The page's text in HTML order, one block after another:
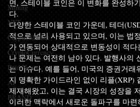
Mining
NFT
Crypto Market
CryptoCurrency
Paid News
AI
BRAND
면, 스테이블 코인은 이 변화를 완성하
다.
다양한 스테이블 코인 가운데, 테더
적으로 널리 사용되고 있으며, 이는 법
가 연동되어 상대적으로 변동성이 적
나 문제는 여전히 남아 있다. 발행사의
는 이슈다. 예를 들어, 미국의 증권거래
지 명확한 가이드라인 없이 리플(XRP)
제재해왔고, 이는 결국 시장의 성장을
이러한 맥락에서 새로운 돌파구를 마